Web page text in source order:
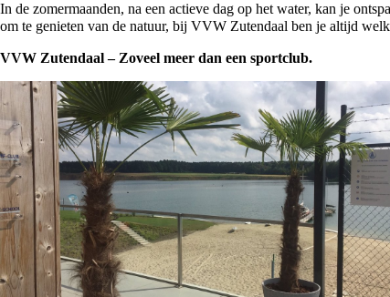
In de zomermaanden, na een actieve dag op het water, kan je
om te genieten van de natuur, bij VVW Zutendaal ben je altijd
VVW Zutendaal – Zoveel meer dan een sportclub.